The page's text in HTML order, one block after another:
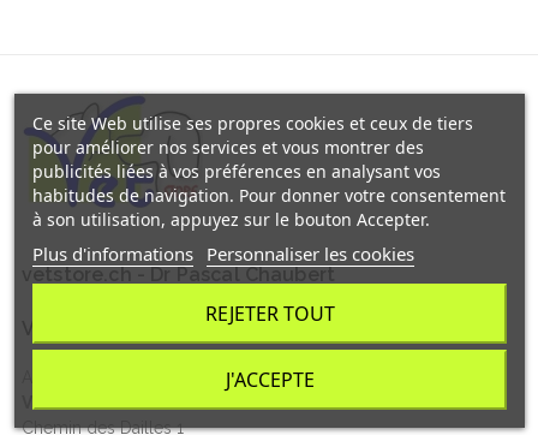
vetstore.ch - Dr Pascal Chaubert
Aliments et articles pour chiens, chats, NAC et chevaux
Chemin des Dailles 1
Ce site Web utilise ses propres cookies et ceux de tiers
pour améliorer nos services et vous montrer des
publicités liées à vos préférences en analysant vos
habitudes de navigation. Pour donner votre consentement
à son utilisation, appuyez sur le bouton Accepter.
Plus d'informations Personnaliser les cookies
REJETER TOUT
J'ACCEPTE